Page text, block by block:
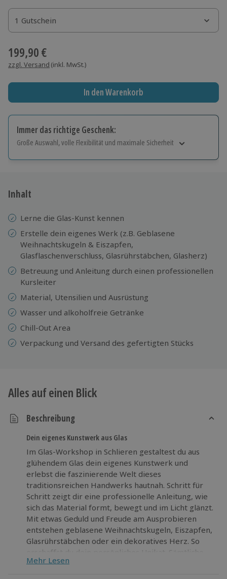
1 Gutschein
1 Gutschein
1 Gutschein
199,90 €
zzgl. Versand (inkl. MwSt.)
In den Warenkorb
Immer das richtige Geschenk:
Große Auswahl, volle Flexibilität und maximale Sicherheit
Jeder Gutschein für alle Erlebnisse einlösbar.
Inhalt
Lerne die Glas-Kunst kennen
Erstelle dein eigenes Werk (z.B. Geblasene
Weihnachtskugeln & Eiszapfen,
Glasflaschenverschluss, Glasrührstäbchen, Glasherz)
Betreuung und Anleitung durch einen professionellen
Kursleiter
Material, Utensilien und Ausrüstung
Wasser und alkoholfreie Getränke
Chill-Out Area
Verpackung und Versand des gefertigten Stücks
Alles auf einen Blick
Beschreibung
Dein eigenes Kunstwerk aus Glas
Im Glas-Workshop in Schlieren gestaltest du aus
glühendem Glas dein eigenes Kunstwerk und
erlebst die faszinierende Welt dieses
traditionsreichen Handwerks hautnah. Schritt für
Schritt zeigt dir eine professionelle Anleitung, wie
sich das Material formt, bewegt und im Licht glänzt.
Mit etwas Geduld und Freude am Ausprobieren
entstehen geblasene Weihnachtskugeln, Eiszapfen,
Glasrührstäbchen oder ein dekoratives Herz. So
erschaffst du dein persönliches Unikat. Sämtliche
Materialien sowie die benötigte Ausrüstung werden
Mehr Lesen